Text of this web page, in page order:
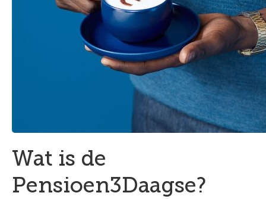
Wat is de
Pensioen3Daagse?